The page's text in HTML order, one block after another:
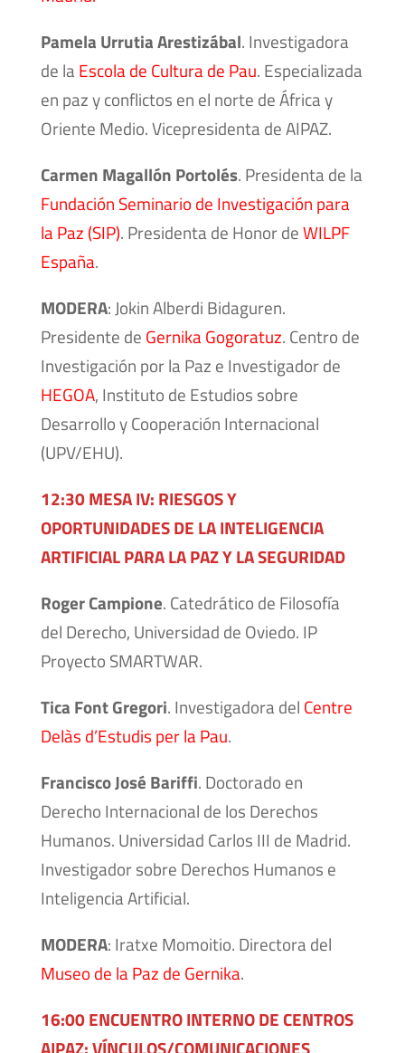
Pamela Urrutia Arestizábal. Investigadora
de la Escola de Cultura de Pau. Especializada
en paz y conflictos en el norte de África y
Oriente Medio. Vicepresidenta de AIPAZ.
Carmen Magallón Portolés. Presidenta de la
Fundación Seminario de Investigación para
la Paz (SIP). Presidenta de Honor deWILPF
España.
MODERA: Jokin Alberdi Bidaguren.
Presidente de Gernika Gogoratuz. Centro de
Investigación por la Paz e Investigador de
HEGOA, Instituto de Estudios sobre
Desarrollo y Cooperación Internacional
(UPV/EHU).
12:30 MESA IV: RIESGOS Y
OPORTUNIDADES DE LA INTELIGENCIA
ARTIFICIAL PARA LA PAZ Y LA SEGURIDAD
Roger Campione. Catedrático de Filosofía
del Derecho, Universidad de Oviedo. IP
Proyecto SMARTWAR.
Tica Font Gregori. Investigadora del Centre
Delàs d’Estudis per la Pau.
Francisco José Bariffi. Doctorado en
Derecho Internacional de los Derechos
Humanos. Universidad Carlos III de Madrid.
Investigador sobre Derechos Humanos e
Inteligencia Artificial.
MODERA: Iratxe Momoitio. Directora del
Museo de la Paz de Gernika.
16:00 ENCUENTRO INTERNO DE CENTROS